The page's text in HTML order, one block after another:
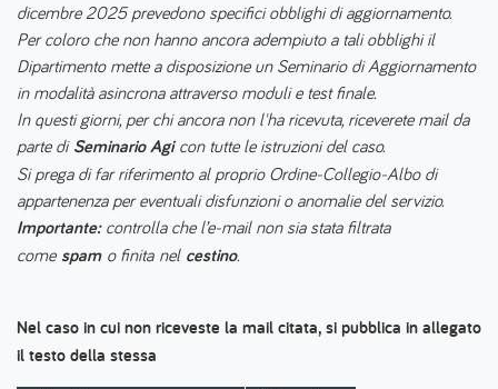
dicembre 2025 prevedono specifici obblighi di aggiornamento.
Per coloro che non hanno ancora adempiuto a tali obblighi il
Dipartimento mette a disposizione un Seminario di Aggiornamento
in modalità asincrona attraverso moduli e test finale.
In questi giorni, per chi ancora non l'ha ricevuta, riceverete mail da
parte diSeminario Agicon tutte le istruzioni del caso.
Si prega di far riferimento al proprio Ordine-Collegio-Albo di
appartenenza per eventuali disfunzioni o anomalie del servizio.
Importante: controlla che l’e-mail non sia stata filtrata
come spamo finita nel cestino.
Nel caso in cui non riceveste la mail citata, si pubblica in allegato
il testo della stessa